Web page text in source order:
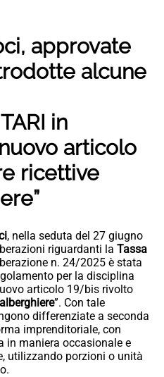
approvate
alcune
in
articolo
ricettive
, nella seduta del 27 giugno
riguardanti la Tassa
n. 24/2025 è stata
per la disciplina
articolo 19/bis rivolto
”. Con tale
differenziate a seconda
imprenditoriale, con
in maniera occasionale e
utilizzando porzioni o unità